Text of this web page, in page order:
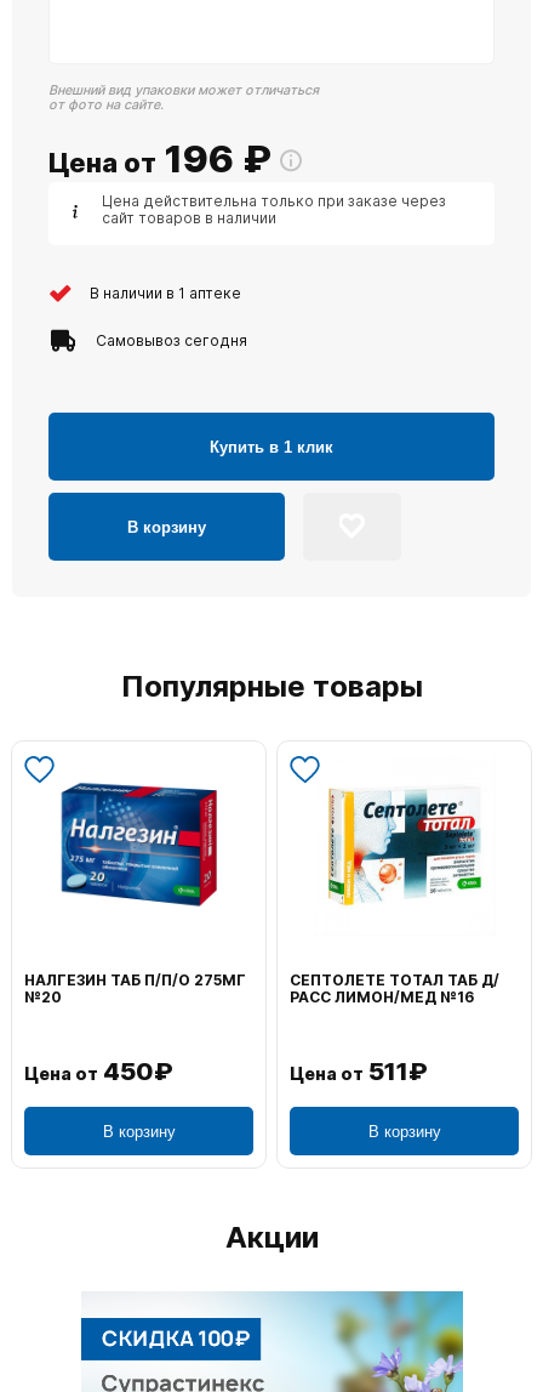
Внешний вид упаковки может отличаться
от фото на сайте.
Цена от 196 ₽
Цена действительна только при заказе через
сайт товаров в наличии
В наличии в 1 аптеке
Самовывоз сегодня
Купить в 1 клик
В корзину
Популярные товары
НАЛГЕЗИН ТАБ П/П/О 275МГ
№20
Цена от 450₽
В корзину
СЕПТОЛЕТЕ ТОТАЛ ТАБ Д/
РАСС ЛИМОН/МЕД №16
Цена от 511₽
В корзину
Акции